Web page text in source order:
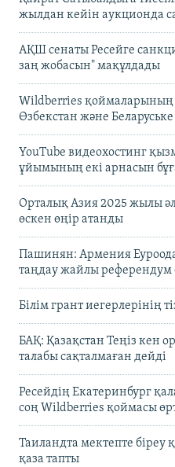
жылдан кейін аукционда
АҚШ сенаты Ресейге
заң жобасын" мақұлдады
Wildberries қоймаларының
Өзбекстан және
YouTube видеохостинг
ұйымының екі арнасын
Орталық Азия 2025 жылы
өскен өңір атанды
Пашинян: Армения
таңдау жайлы референдум
Білім грант иегерлерінің
БАҚ: Қазақстан Теңіз кен
талабы сақталмаған дейді
Ресейдің Екатеринбург
соң Wildberries қоймасы
Таиландта мектепте біреу
қаза тапты